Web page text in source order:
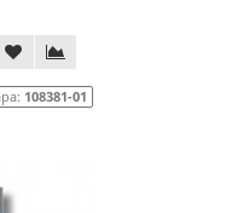
108381-01